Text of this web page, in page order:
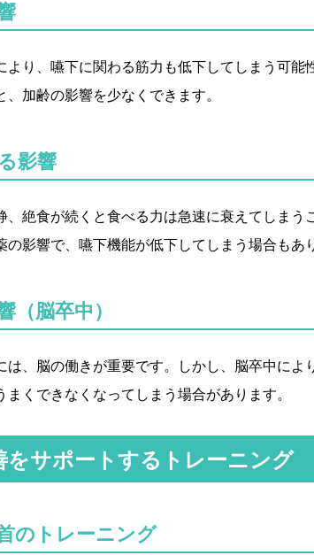
より、嚥下に関わる筋力も低下してしまう可能
加齢の影響を少なくできます。
影響
、絶食が続くと食べる力は急速に衰えてしまう
影響で、嚥下機能が低下してしまう場合もあ
（脳卒中）
は、脳の働きが重要です。しかし、脳卒中によ
まくできなくなってしまう場合があります。
をサポートするトレーニング
のトレーニング